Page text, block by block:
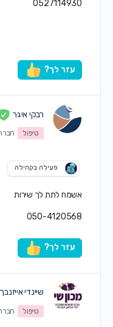
0527114930
עזר לך?
רבקי איגר
טיפול חברה
פעילה בקהילה
אשמח לתת לך שירות
050-4120568
עזר לך?
שיינדי אייזנבך
טיפול חברה